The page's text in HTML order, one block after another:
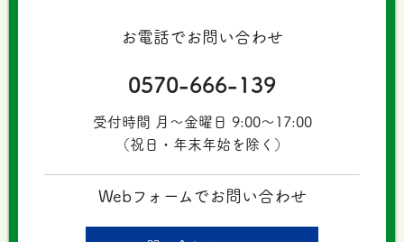
お電話でお問い合わせ
0570-666-139
受付時間 月〜金曜日 9:00～17:00
（祝日・年末年始を除く）
Webフォームでお問い合わせ